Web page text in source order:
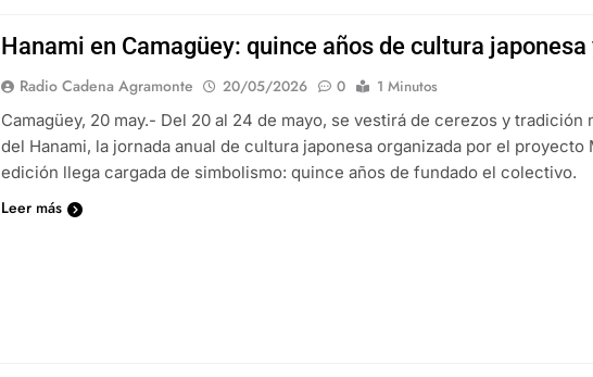
Hanami en Camagüey: quince años de cultura japonesa
Radio Cadena Agramonte 20/05/2026 0
1 Minutos
Camagüey, 20 may.- Del 20 al 24 de mayo, se vestirá de cerezos y
del Hanami, la jornada anual de cultura japonesa organizada por el proyecto
edición llega cargada de simbolismo: quince años de fundado el colectivo.
Leer más